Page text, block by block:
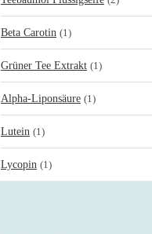
Beta Carotin (1)
Grüner Tee Extrakt (1)
Alpha-Liponsäure (1)
Lutein (1)
Lycopin (1)